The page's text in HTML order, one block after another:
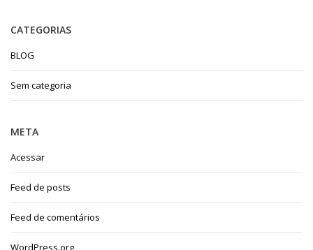
CATEGORIAS
BLOG
Sem categoria
META
Acessar
Feed de posts
Feed de comentários
WordPress.org